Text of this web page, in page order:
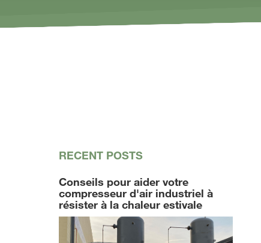
RECENT POSTS
Conseils pour aider votre
compresseur d'air industriel à
résister à la chaleur estivale